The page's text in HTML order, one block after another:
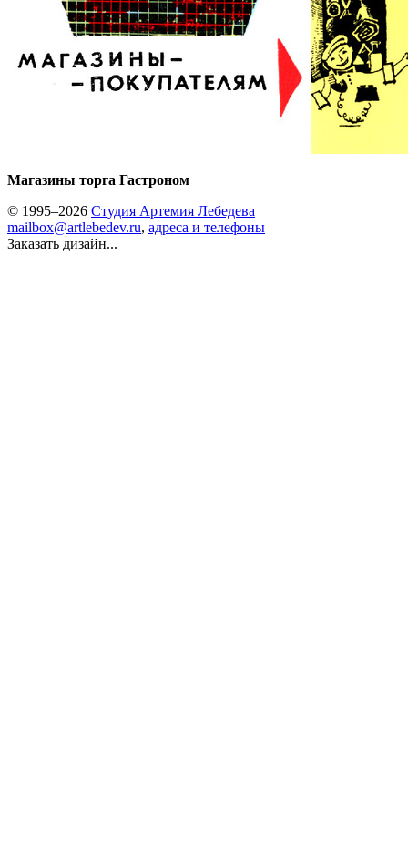
Магазины торга Гастроном
© 1995–2026 Студия Артемия Лебедева
mailbox@artlebedev.ru, адреса и телефоны
Заказать дизайн...